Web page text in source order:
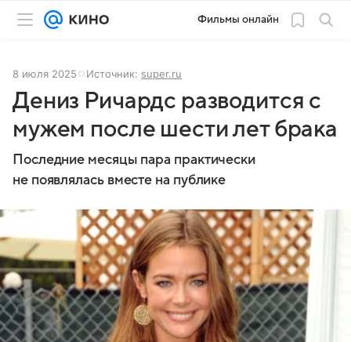
Фильмы онлайн
8 июля 2025 Источник: super.ru
Дениз Ричардс разводится с
мужем после шести лет брака
Последние месяцы пара практически
не появлялась вместе на публике